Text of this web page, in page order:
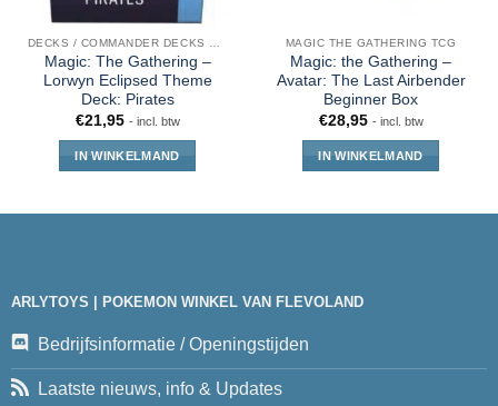
Magic: The Gathering –
Lorwyn Eclipsed Theme
Deck: Pirates
€21,95 - incl. btw
IN WINKELMAND
MAGIC THE GATHERING TCG
Magic: the Gathering –
Avatar: The Last Airbender
Beginner Box
€28,95 - incl. btw
IN WINKELMAND
ARLYTOYS | POKEMON WINKEL VAN FLEVOLAND
Bedrijfsinformatie / Openingstijden
Laatste nieuws, info & Updates